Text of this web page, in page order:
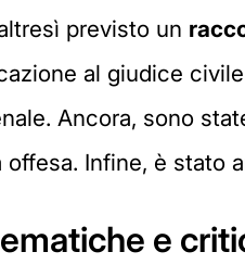
previsto un
al giudice
Ancora, sono
offesa. Infine, è stato
e